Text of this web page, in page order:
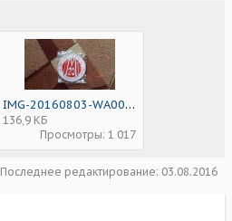
IMG-20160803-WA0001.jpg
136,9 КБ
Просмотры: 1 017
Последнее редактирование: 03.08.2016